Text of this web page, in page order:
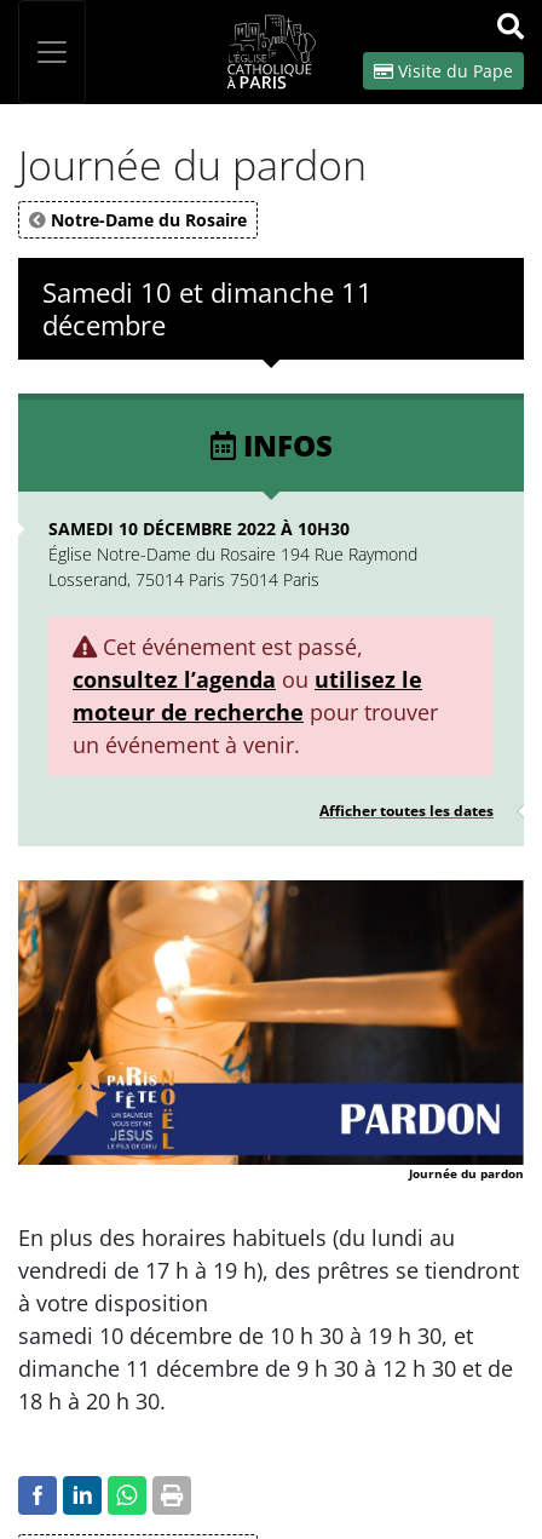
OK
Visite du Pape
Journée du pardon
Notre-Dame du Rosaire
Samedi 10 et dimanche 11
décembre
INFOS
SAMEDI 10 DÉCEMBRE 2022 À 10H30
Église Notre-Dame du Rosaire 194 Rue Raymond
Losserand, 75014 Paris 75014 Paris
Cet événement est passé,
consultez l’agenda ou utilisez le
moteur de recherche pour trouver
un événement à venir.
Afficher toutes les dates
Journée du pardon
En plus des horaires habituels (du lundi au
vendredi de 17 h à 19 h), des prêtres se tiendront
à votre disposition
samedi 10 décembre de 10 h 30 à 19 h 30, et
dimanche 11 décembre de 9 h 30 à 12 h 30 et de
18 h à 20 h 30.
Panneau de gestion des cookies